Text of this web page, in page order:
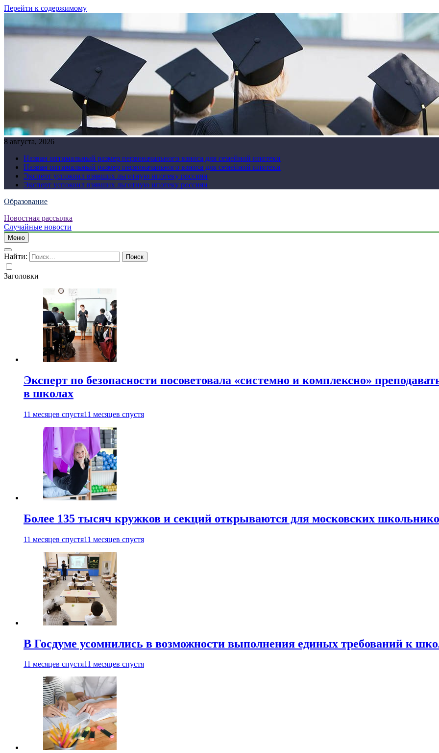
Перейти к содержимому
8 августа, 2026
Назван оптимальный размер первоначального взноса для семейной ипотеки
Назван оптимальный размер первоначального взноса для семейной ипотеки
Эксперт успокоил взявших льготную ипотеку россиян
Эксперт успокоил взявших льготную ипотеку россиян
Образование
Новостная рассылка
Случайные новости
Меню
Найти:
Заголовки
Эксперт по безопасности посоветовала «системно и комплексно»
в школах
11 месяцев спустя11 месяцев спустя
Более 135 тысяч кружков и секций открываются для московских
11 месяцев спустя11 месяцев спустя
В Госдуме усомнились в возможности выполнения единых требований к
11 месяцев спустя11 месяцев спустя